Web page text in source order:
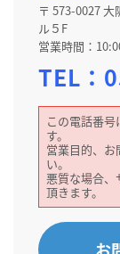
〒 573-0027
ル５F
営業時間：
TEL：
この電話番
す。
営業目的、
い。
悪質な場合、
頂きます。